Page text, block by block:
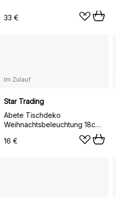
33 €
Im Zulauf
Star Trading
Abete Tischdeko
Weihnachtsbeleuchtung 18cm,
16 €